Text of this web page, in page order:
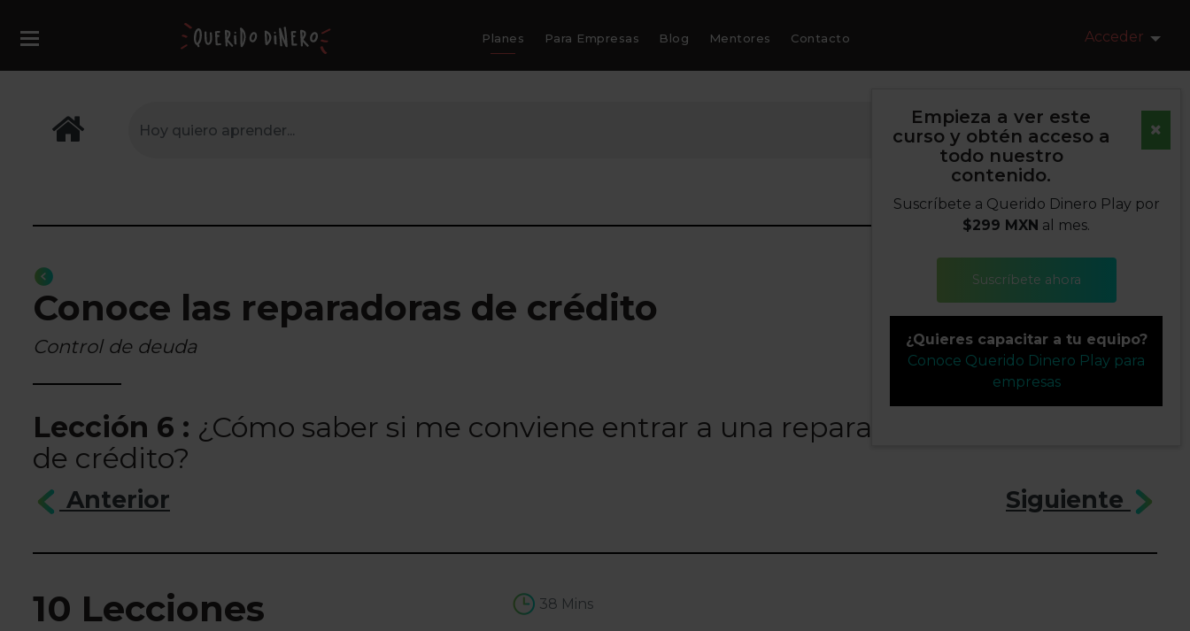
Planes Para Empresas Blog Mentores Contacto Acceder
Conoce las reparadoras de crédito
Control de deuda
Lección 6 : ¿Cómo saber si me conviene entrar a una reparadora
de crédito?
Anterior Siguiente
10 Lecciones 38 Mins
Empieza a ver este
curso y obtén acceso a
todo nuestro
contenido.
Suscríbete a Querido Dinero Play por
$299 MXN al mes.
Suscríbete ahora
¿Quieres capacitar a tu equipo?
Conoce Querido Dinero Play para
empresas